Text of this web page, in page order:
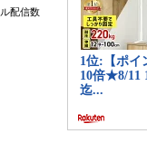
配信数